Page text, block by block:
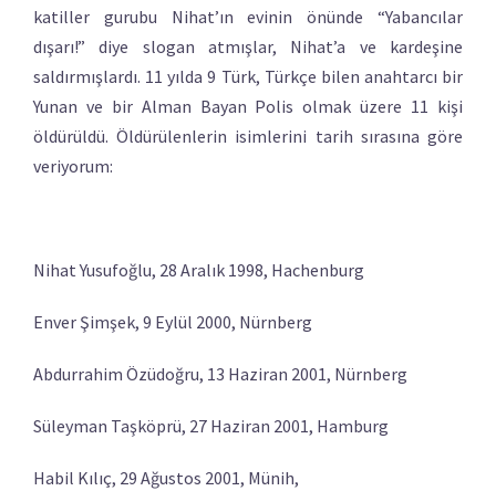
katiller gurubu Nihat’ın evinin önünde “Yabancılar
dışarı!” diye slogan atmışlar, Nihat’a ve kardeşine
saldırmışlardı. 11 yılda 9 Türk, Türkçe bilen anahtarcı bir
Yunan ve bir Alman Bayan Polis olmak üzere 11 kişi
öldürüldü. Öldürülenlerin isimlerini tarih sırasına göre
veriyorum:
Nihat Yusufoğlu, 28 Aralık 1998, Hachenburg
Enver Şimşek, 9 Eylül 2000, Nürnberg
Abdurrahim Özüdoğru, 13 Haziran 2001, Nürnberg
Süleyman Taşköprü, 27 Haziran 2001, Hamburg
Habil Kılıç, 29 Ağustos 2001, Münih,